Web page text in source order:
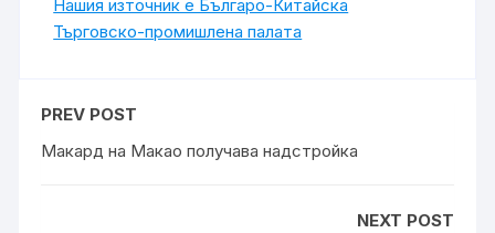
Нашия източник е Българо-Китайска
Търговско-промишлена палaта
PREV POST
Макард на Макао получава надстройка
NEXT POST